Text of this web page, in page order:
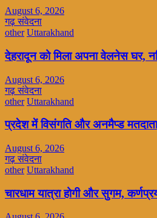
August 6, 2026
गढ़ संवेदना
other Uttarakhand
देहरादून को मिला अपना वेलनेस घर,
August 6, 2026
गढ़ संवेदना
other Uttarakhand
प्रदेश में विसंगति और अनमैप्ड
August 6, 2026
गढ़ संवेदना
other Uttarakhand
चारधाम यात्रा होगी और सुगम,